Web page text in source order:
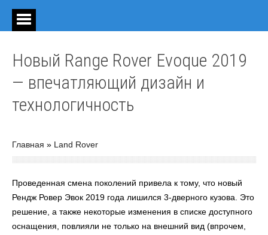
Новый Range Rover Evoque 2019
— впечатляющий дизайн и
технологичность
Главная » Land Rover
Проведенная смена поколений привела к тому, что новый
Рендж Ровер Эвок 2019 года лишился 3-дверного кузова. Это
решение, а также некоторые изменения в списке доступного
оснащения, повлияли не только на внешний вид (впрочем,